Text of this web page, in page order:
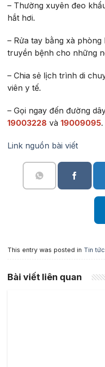
– Thường xuyên đeo
hắt hơi.
– Rửa tay bằng xà
truyền bệnh cho những
– Chia sẻ lịch trình di
viên y tế.
– Gọi ngay đến đường
19003228 và 19009095.
Link nguồn bài viết
This entry was posted in Tin tức
Bài viết liên quan